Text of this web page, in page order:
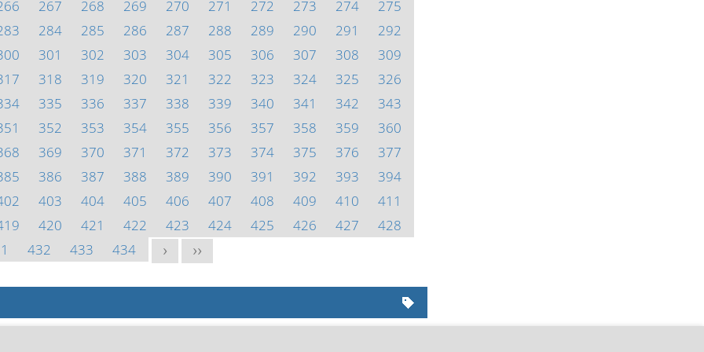
267 268 269 270 271 272 273 274
275
284 285 286 287 288 289 290 291
292
301 302 303 304 305 306 307 308
309
318 319 320 321 322 323 324 325
326
335 336 337 338 339 340 341 342
343
352 353 354 355 356 357 358 359
360
369 370 371 372 373 374 375 376
377
386 387 388 389 390 391 392 393
394
403 404 405 406 407 408 409 410
411
420 421 422 423 424 425 426 427
428
432 433 434 > >>